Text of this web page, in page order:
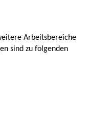
Arbeitsbereiche
sind zu folgenden